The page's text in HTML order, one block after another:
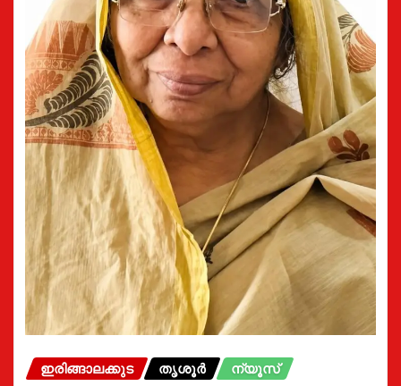
ഇരിങ്ങാലക്കുട തൃശൂർ ന്യൂസ്